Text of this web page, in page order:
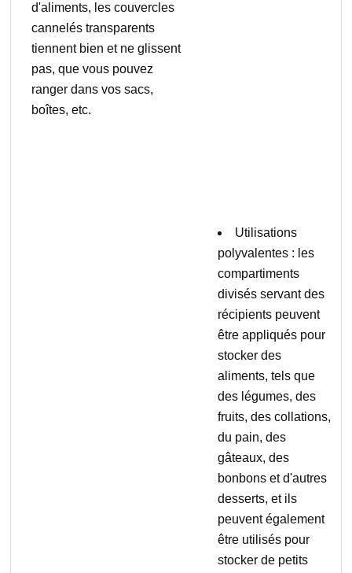
d'aliments, les couvercles
cannelés transparents
tiennent bien et ne glissent
pas, que vous pouvez
ranger dans vos sacs,
boîtes, etc.
Utilisations
polyvalentes : les
compartiments
divisés servant des
récipients peuvent
être appliqués pour
stocker des
aliments, tels que
des légumes, des
fruits, des collations,
du pain, des
gâteaux, des
bonbons et d'autres
desserts, et ils
peuvent également
être utilisés pour
stocker de petits